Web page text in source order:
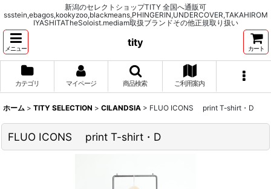
新潟のセレクトショップTITY 全国へ通販可
ssstein,ebagos,kookyzoo,blackmeans,PHINGERIN,UNDERCOVER,TAKAHIROM
IYASHITATheSoloist.mediam取扱ブランドその他正規取り扱い
メニュー
tity
カート
カテゴリ マイページ 商品検索 ご利用案内
ホーム > TITY SELECTION > CILANDSIA > FLUO ICONS print T-shirt・D
FLUO ICONS print T-shirt・D